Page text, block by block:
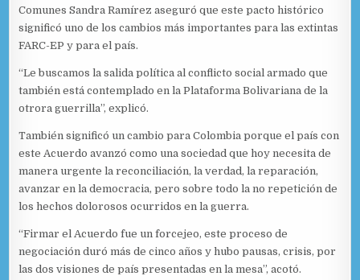
Comunes Sandra Ramírez aseguró que este pacto histórico
significó uno de los cambios más importantes para las extintas
FARC-EP y para el país.
“Le buscamos la salida política al conflicto social armado que
también está contemplado en la Plataforma Bolivariana de la
otrora guerrilla”, explicó.
También significó un cambio para Colombia porque el país con
este Acuerdo avanzó como una sociedad que hoy necesita de
manera urgente la reconciliación, la verdad, la reparación,
avanzar en la democracia, pero sobre todo la no repetición de
los hechos dolorosos ocurridos en la guerra.
“Firmar el Acuerdo fue un forcejeo, este proceso de
negociación duró más de cinco años y hubo pausas, crisis, por
las dos visiones de país presentadas en la mesa”, acotó.